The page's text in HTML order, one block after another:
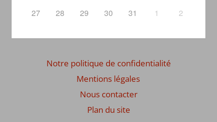
27 28 29 30 31 1 2
Nous contacter
Plan du site
Notre politique de confidentialité
Mentions légales